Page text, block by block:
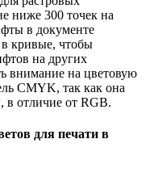
ниже 300 точек на
в документе
кривые, чтобы
на других
внимание на цветовую
CMYK, так как она
в отличие от RGB.
для печати в